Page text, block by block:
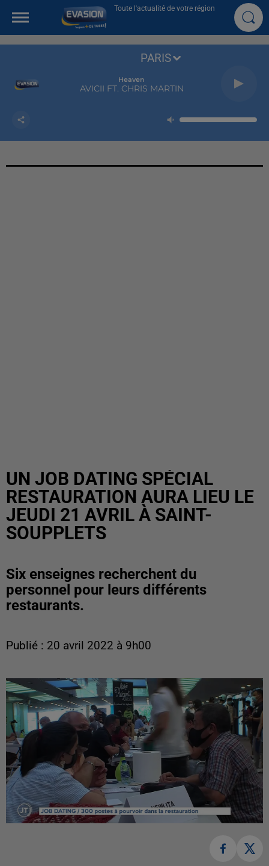
Toute l'actualité de votre région
Heaven
AVICII FT. CHRIS MARTIN
PARIS
UN JOB DATING SPÉCIAL
RESTAURATION AURA LIEU LE
JEUDI 21 AVRIL À SAINT-
SOUPPLETS
Six enseignes recherchent du
personnel pour leurs différents
restaurants.
Publié : 20 avril 2022 à 9h00